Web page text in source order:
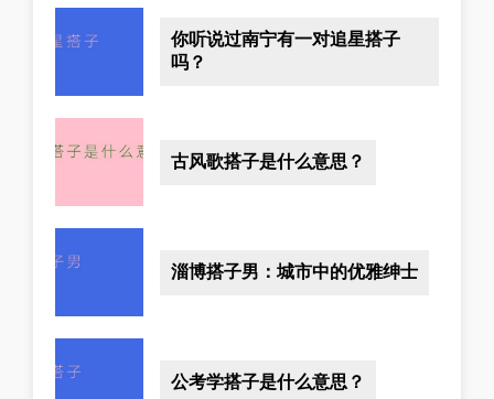
你听说过南宁有一对追星搭子
吗？
古风歌搭子是什么意思？
淄博搭子男：城市中的优雅绅士
公考学搭子是什么意思？